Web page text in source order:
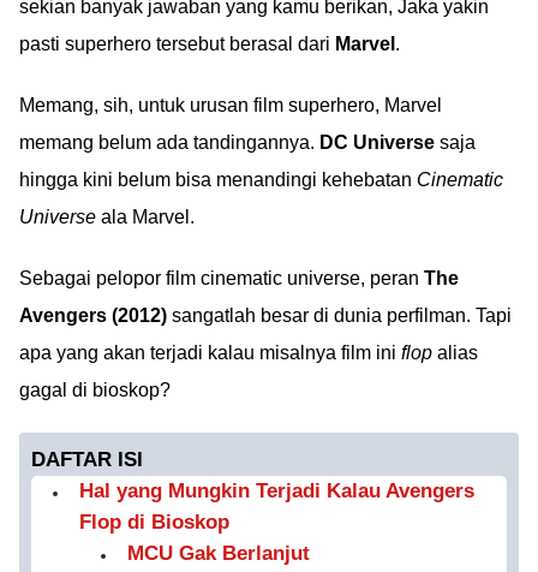
sekian banyak jawaban yang kamu berikan, Jaka yakin
pasti superhero tersebut berasal dari Marvel .
Memang, sih, untuk urusan film superhero, Marvel
memang belum ada tandingannya. DC Universe saja
hingga kini belum bisa menandingi kehebatan Cinematic
Universe ala Marvel.
Sebagai pelopor film cinematic universe, peran The
Avengers (2012) sangatlah besar di dunia perfilman. Tapi
apa yang akan terjadi kalau misalnya film ini flop alias
gagal di bioskop?
DAFTAR ISI
Hal yang Mungkin Terjadi Kalau Avengers
Flop di Bioskop
MCU Gak Berlanjut